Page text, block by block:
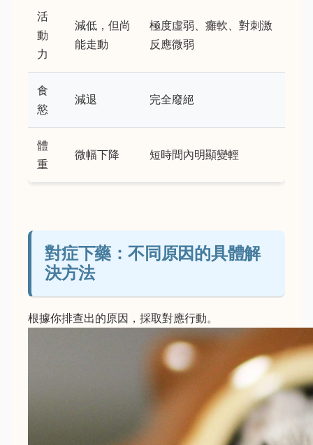
活
動
力
減低，但尚
能走動
極度虛弱、癱軟、對刺激
反應微弱
食
慾
減退 完全廢絕
體
重
微幅下降 短時間內明顯變輕
對症下藥：不同原因的具體解
決方法
根據你排查出的原因，採取對應行動。